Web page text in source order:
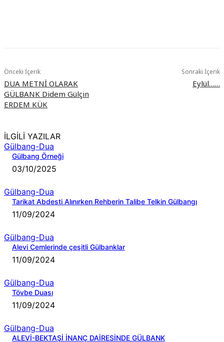
Önceki İçerik
DUA METNİ OLARAK
GÜLBANK Didem Gülçin
ERDEM KÜK
Sonraki İçerik
Eylül……
İLGİLİ YAZILAR
Gülbang-Dua
Gülbang Örneği
03/10/2025
Gülbang-Dua
Tarikat Abdesti Alınırken Rehberin Talibe Telkin Gülbangı
11/09/2024
Gülbang-Dua
Alevi Cemlerinde çeşitli Gülbanklar
11/09/2024
Gülbang-Dua
Tövbe Duası
11/09/2024
Gülbang-Dua
ALEVİ-BEKTAŞİ İNANÇ DAİRESİNDE GÜLBANK